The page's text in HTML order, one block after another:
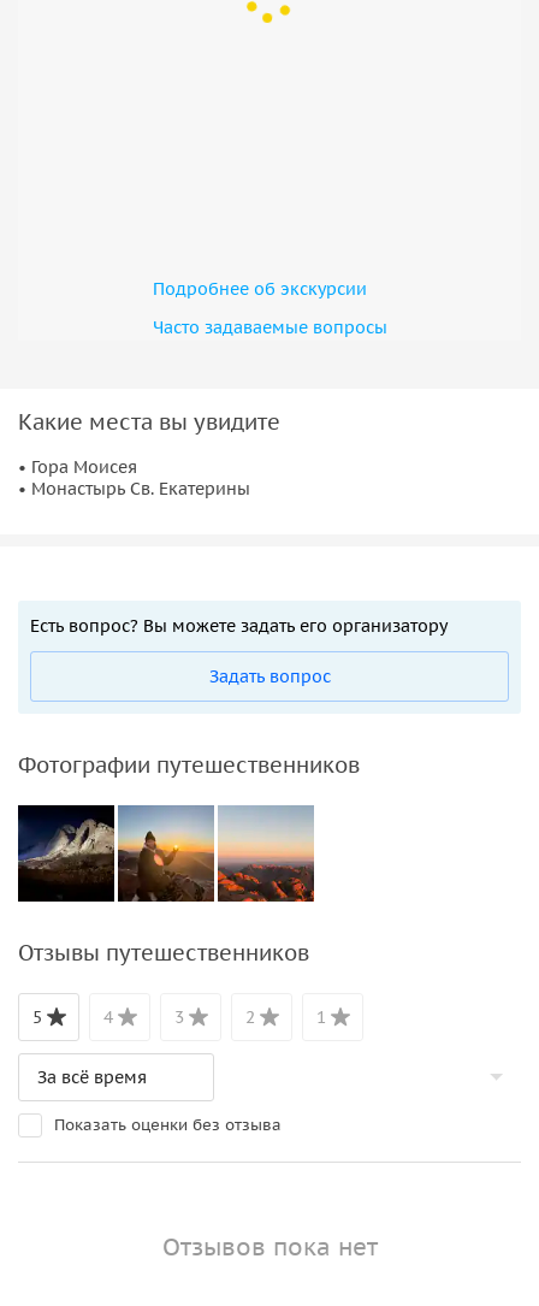
• Поездка проходит на комфортабельном транспорте с
Подробнее об экскурсии
Часто задаваемые вопросы
Какие места вы увидите
• Гора Моисея
• Монастырь Св. Екатерины
Есть вопрос? Вы можете задать его организатору
Задать вопрос
Фотографии путешественников
Отзывы путешественников
5 4 3 2 1
Показать оценки без отзыва
Отзывов пока нет